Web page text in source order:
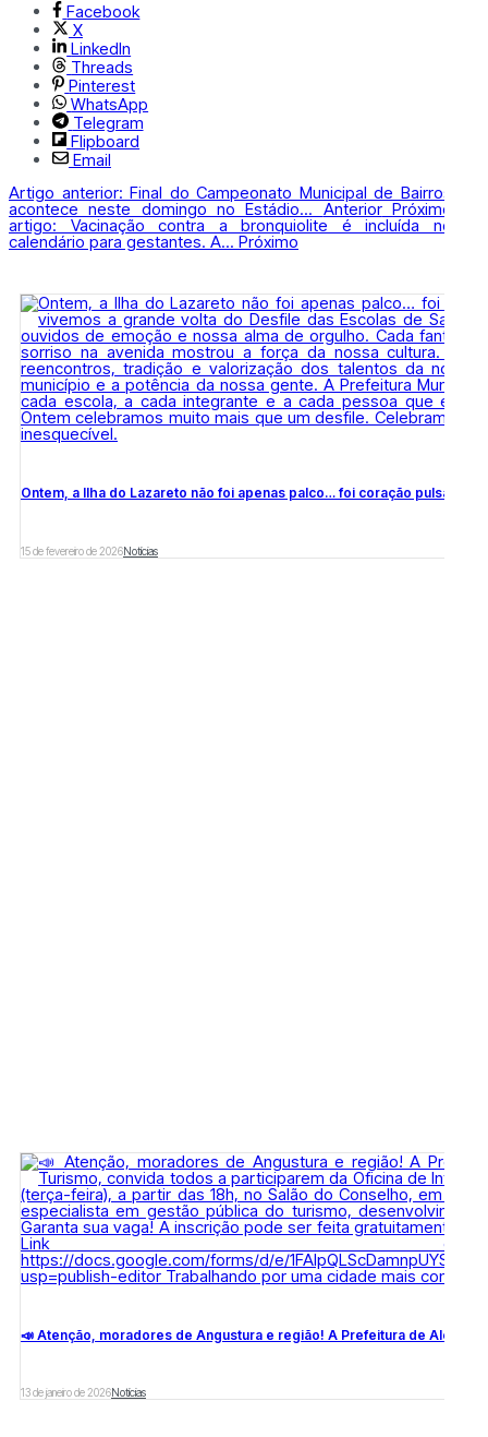
Facebook
X
LinkedIn
Threads
Pinterest
WhatsApp
Telegram
Flipboard
Email
Artigo anterior: Final do Campeonato Municipal de Bairros
acontece neste domingo no Estádio... Anterior Próximo
artigo: Vacinação contra a bronquiolite é incluída no
calendário para gestantes. A... Próximo
Ontem, a Ilha do Lazareto não foi apenas palco… foi coração pulsando
15 de fevereiro de 2026Notícias
📣 Atenção, moradores de Angustura e região! A Prefeitura de Além
13 de janeiro de 2026Notícias